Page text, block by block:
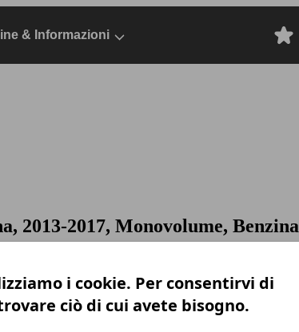
& Informazioni
2013-2017, Monovolume, Benzina
i cookie. Per consentirvi di
ciò di cui avete bisogno.